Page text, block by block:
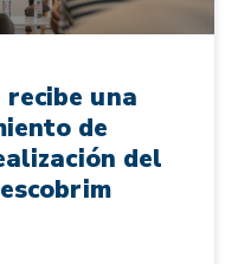
recibe una
de
del